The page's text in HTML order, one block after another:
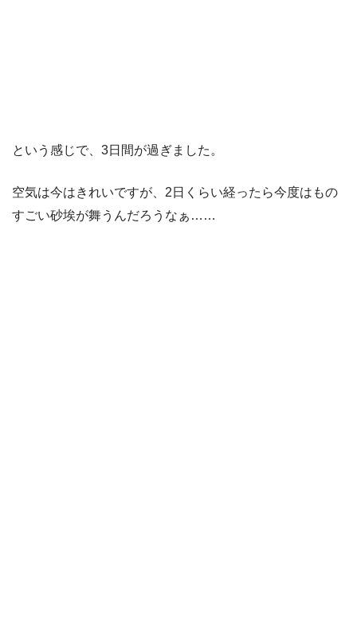
という感じで、3日間が過ぎました。
空気は今はきれいですが、2日くらい経ったら今度はもの
すごい砂埃が舞うんだろうなぁ……